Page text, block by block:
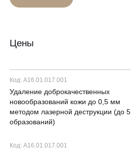
Гинекология
Лазерная эпиляция
Спецпредложения
О клинике
Специалисты
Вакансии
Цены
Код: A16.01.017.001
Удаление доброкачественных
новообразований кожи до 0,5 мм
методом лазерной деструкции (до 5
образований)
Код: A16.01.017.001